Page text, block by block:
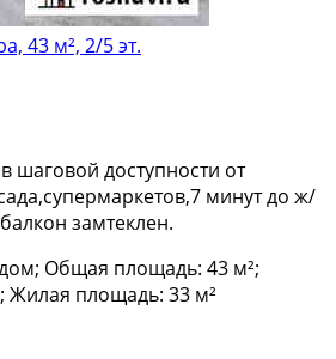
43 м², 2/5 эт.
шаговой доступности от
минут до ж/
замтеклен.
Общая площадь: 43 м²;
Жилая площадь: 33 м²